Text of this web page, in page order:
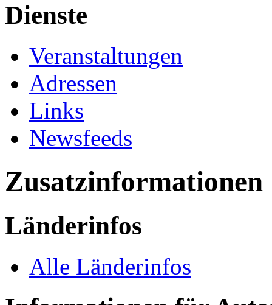
Dienste
Veranstaltungen
Adressen
Links
Newsfeeds
Zusatzinformationen
Länderinfos
Alle Länderinfos